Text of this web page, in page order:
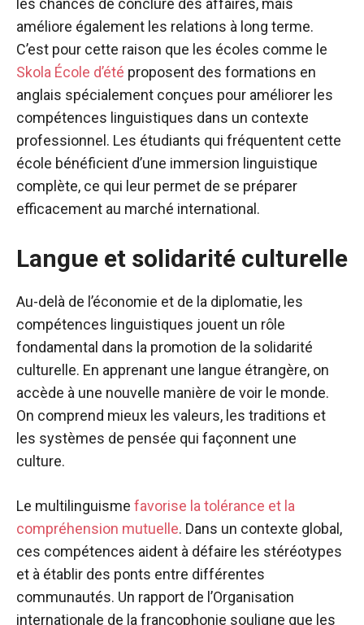
les chances de conclure des affaires, mais
améliore également les relations à long terme.
C’est pour cette raison que les écoles comme le
Skola École d’été proposent des formations en
anglais spécialement conçues pour améliorer les
compétences linguistiques dans un contexte
professionnel. Les étudiants qui fréquentent cette
école bénéficient d’une immersion linguistique
complète, ce qui leur permet de se préparer
efficacement au marché international.
Langue et solidarité culturelle
Au-delà de l’économie et de la diplomatie, les
compétences linguistiques jouent un rôle
fondamental dans la promotion de la solidarité
culturelle. En apprenant une langue étrangère, on
accède à une nouvelle manière de voir le monde.
On comprend mieux les valeurs, les traditions et
les systèmes de pensée qui façonnent une
culture.
Le multilinguisme favorise la tolérance et la
compréhension mutuelle. Dans un contexte global,
ces compétences aident à défaire les stéréotypes
et à établir des ponts entre différentes
communautés. Un rapport de l’Organisation
internationale de la francophonie souligne que les